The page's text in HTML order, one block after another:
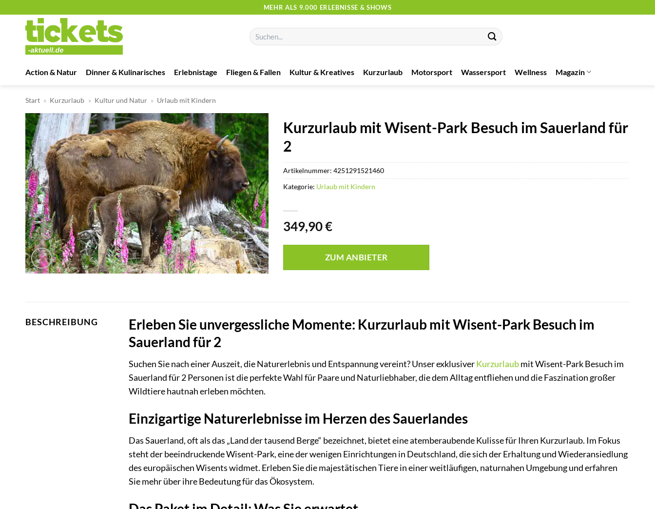
springen
MEHR ALS 9.000 ERLEBNISSE & SHOWS
Suchen
nach:
Action & Natur Dinner & Kulinarisches Erlebnistage Fliegen & Fallen Kultur & Kreatives Kurzurlaub Motorsport Wassersport Wellness Magazin
Start » Kurzurlaub » Kultur und Natur » Urlaub mit Kindern
Kurzurlaub mit Wisent-Park Besuch im Sauerland für
2
349,90€
ZUM ANBIETER
Artikelnummer:4251291521460
Kategorie: Urlaub mit Kindern
BESCHREIBUNG
Erleben Sie unvergessliche Momente: Kurzurlaub mit Wisent-Park Besuch im
Sauerland für 2
Suchen Sie nach einer Auszeit, die Naturerlebnis und Entspannung vereint? Unser exklusiverKurzurlaubmit Wisent-Park Besuch im
Sauerland für 2 Personen ist die perfekte Wahl für Paare und Naturliebhaber, die dem Alltag entfliehen und die Faszination großer
Wildtiere hautnah erleben möchten.
Einzigartige Naturerlebnisse im Herzen des Sauerlandes
Das Sauerland, oft als das „Land der tausend Berge“ bezeichnet, bietet eine atemberaubende Kulisse für Ihren Kurzurlaub. Im Fokus
steht der beeindruckende Wisent-Park, eine der wenigen Einrichtungen in Deutschland, die sich der Erhaltung und Wiederansiedlung
des europäischen Wisents widmet. Erleben Sie die majestätischen Tiere in einer weitläufigen, naturnahen Umgebung und erfahren
Sie mehr über ihre Bedeutung für das Ökosystem.